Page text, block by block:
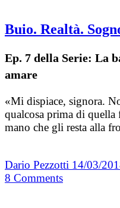
Buio. Realtà.
Ep. 7 della Serie: La
amare
«Mi dispiace, signora.
qualcosa prima di quella
mano che gli resta alla
Dario Pezzotti 14/03/
8 Comments